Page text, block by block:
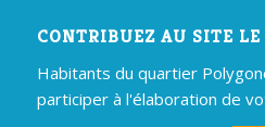
CONTRIBUEZ AU SITE
Habitants du quartier
participer à l'élaboration de